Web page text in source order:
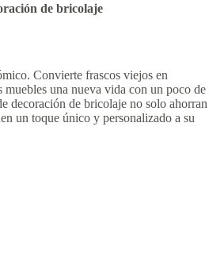
de bricolaje
Convierte frascos viejos en
muebles una nueva vida con un poco de
decoración de bricolaje no solo ahorran
un toque único y personalizado a su